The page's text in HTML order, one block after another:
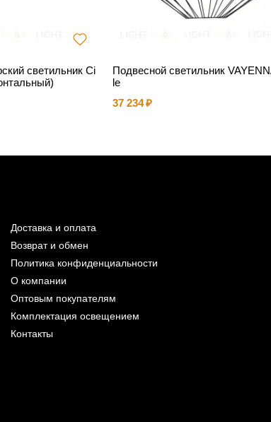
светильник Ci
Подвесной светильник
le
37 234
Доставка и оплата
Возврат и обмен
Политика конфиденциальности
О компании
Оптовым покупателям
Комплектация освещением
Контакты